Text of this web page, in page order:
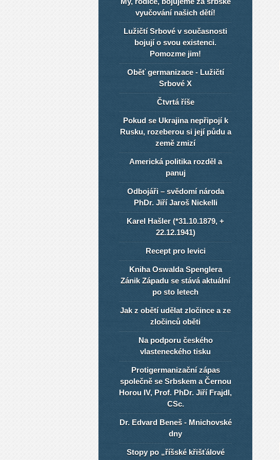
vyučování našich dětí!
Lužičtí Srbové v současnosti
bojují o svou existenci.
Pomozme jim!
Oběť germanizace - Lužičtí
Srbové X
Čtvrtá říše
Pokud se Ukrajina nepřipojí k
Rusku, rozeberou si její půdu a
země zmizí
Americká politika rozděl a
panuj
Odbojáři – svědomí národa
PhDr. Jiří Jaroš Nickelli
Karel Hašler (*31.10.1879, +
22.12.1941)
Recept pro levici
Kniha Oswalda Spenglera
Zánik Západu se stává aktuální
po sto letech
Jak z obětí udělat zločince a ze
zločinců oběti
Na podporu českého
vlasteneckého tisku
Protigermanizační zápas
společně se Srbskem a Černou
Horou IV, Prof. PhDr. Jiří Frajdl,
CSc.
Dr. Edvard Beneš - Mnichovské
dny
Stopy po „říšské křišťálové